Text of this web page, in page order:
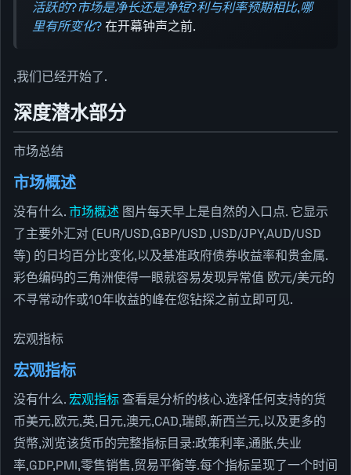
活跃的?市场是净长还是净短?利与利率预期相比,哪
里有所变化?在开幕钟声之前.
,我们已经开始了.
深度潜水部分
市场总结
市场概述
没有什么.市场概述 图片每天早上是自然的入口点. 它显示
了主要外汇对 (EUR/USD,GBP/USD ,USD/JPY,AUD/USD
等) 的日均百分比变化,以及基准政府债券收益率和贵金属.
彩色编码的三角洲使得一眼就容易发现异常值 欧元/美元的
不寻常动作或10年收益的峰在您钻探之前立即可见.
宏观指标
宏观指标
没有什么.宏观指标查看是分析的核心.选择任何支持的货
币美元,欧元,英,日元,澳元,CAD,瑞郎,新西兰元,以及更多的
货幣,浏览该货币的完整指标目录:政策利率,通胀,失业
率,GDP,PMI,零售销售,贸易平衡等.每个指标呈现了一个时间